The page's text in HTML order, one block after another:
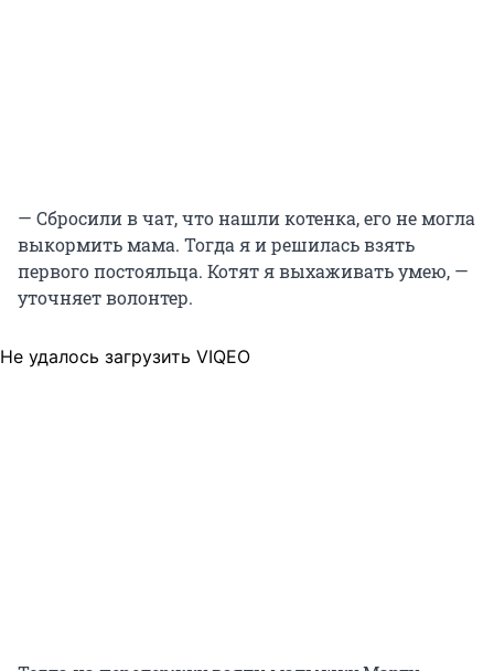
— Сбросили в чат, что нашли котенка, его не могла
выкормить мама. Тогда я и решилась взять
первого постояльца. Котят я выхаживать умею, —
уточняет волонтер.
Не удалось загрузить VIQEO